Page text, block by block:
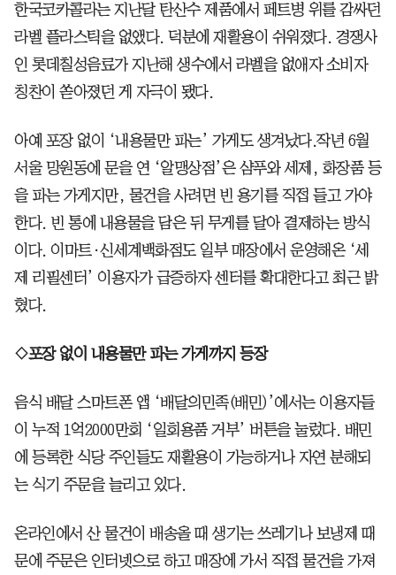
한국코카콜라는 지난달 탄산수 제품에서 페트병 위를 감싸던
라벨 플라스틱을 없앴다. 덕분에 재활용이 쉬워졌다. 경쟁사
인 롯데칠성음료가 지난해 생수에서 라벨을 없애자 소비자
칭찬이 쏟아졌던 게 자극이 됐다.
아예 포장 없이 ‘내용물만 파는’ 가게도 생겨났다.작년 6월
서울 망원동에 문을 연 ‘알맹상점’은 샴푸와 세제, 화장품 등
을 파는 가게지만, 물건을 사려면 빈 용기를 직접 들고 가야
한다. 빈 통에 내용물을 담은 뒤 무게를 달아 결제하는 방식
이다. 이마트·신세계백화점도 일부 매장에서 운영해온 ‘세
제 리필센터’ 이용자가 급증하자 센터를 확대한다고 최근 밝
혔다.
◇포장 없이 내용물만 파는 가게까지 등장
음식 배달 스마트폰 앱 ‘배달의민족(배민)’에서는 이용자들
이 누적 1억2000만회 ‘일회용품 거부’ 버튼을 눌렀다. 배민
에 등록한 식당 주인들도 재활용이 가능하거나 자연 분해되
는 식기 주문을 늘리고 있다.
온라인에서 산 물건이 배송올 때 생기는 쓰레기나 보냉제 때
문에 주문은 인터넷으로 하고 매장에 가서 직접 물건을 가져